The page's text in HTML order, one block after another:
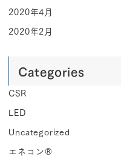
2020年4月
2020年2月
Categories
CSR
LED
Uncategorized
エネコン®︎